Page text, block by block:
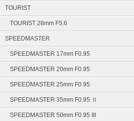
TOURIST
TOURIST 28mm F5.6
SPEEDMASTER
SPEEDMASTER 17mm F0.95
SPEEDMASTER 20mm F0.95
SPEEDMASTER 25mm F0.95
SPEEDMASTER 35mm F0.95 Ⅱ
SPEEDMASTER 50mm F0.95 III